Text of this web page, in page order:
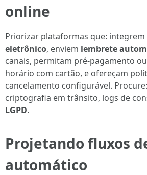
online
Priorizar plataformas que: integrem
eletrônico, enviem lembrete
canais, permitam pré-pagamento
horário com cartão, e ofereçam
cancelamento configurável.
criptografia em trânsito, logs de
LGPD.
Projetando fluxos
automático